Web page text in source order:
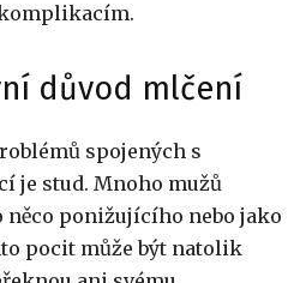
důvod mlčení
spojených s
je stud. Mnoho mužů
ponižujícího nebo jako
pocit může být natolik